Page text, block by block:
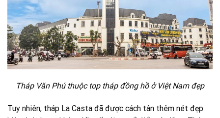
Tháp Văn Phú thuộc top tháp đồng hồ ở Việt Nam đẹp
Tuy nhiên, tháp La Casta đã được cách tân thêm nét đẹp